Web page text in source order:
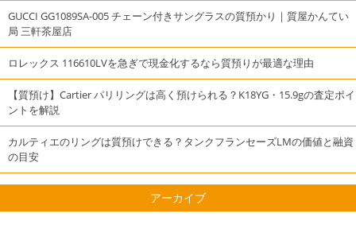
GUCCI GG1089SA-005 チェーン付きサングラスの質預かり｜質屋かんてい
局 三軒茶屋店
ロレックス 116610LVを急ぎで現金化するなら質預りが最適な理由
【質預け】Cartier パリリングは高く預けられる？K18YG・15.9gの査定ポイ
ントを解説
カルティエのリングは質預けできる？タンクフランセーズLMの価値と融資
の目安
アーカイブ